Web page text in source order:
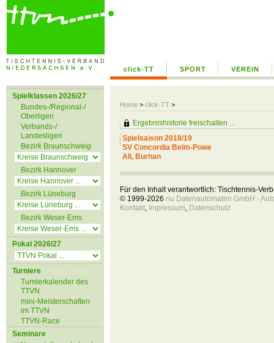
click-TT SPORT VEREIN
Home > click-TT >
Spielklassen 2026/27
Bundes-/Regional-/
Oberligen
Verbands-/
Landesligen
Bezirk Braunschweig
Bezirk Hannover
Bezirk Lüneburg
Bezirk Weser-Ems
Pokal 2026/27
Turniere
Turnierkalender des
TTVN
mini-Meisterschaften
im TTVN
TTVN-Race
Seminare
Ergebnishistorie freischalten ...
Spielsaison 2018/19
SV Concordia Belm-Powe
Ali, Burhan
Für den Inhalt verantwortlich: Tischtennis-
© 1999-2026 nu Datenautomaten GmbH -
Kontakt, Impressum, Datenschutz